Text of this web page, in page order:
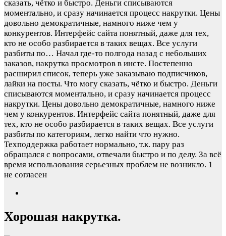
сказать, чётко и быстро. Деньги списываются
моментально, и сразу начинается процесс накрутки. Цены
довольно демократичные, намного ниже чем у
конкурентов. Интерфейс сайта понятный, даже для тех,
кто не особо разбирается в таких вещах. Все услуги
разбиты по… Начал где-то полгода назад с небольших
заказов, накрутка просмотров в инсте. Постепенно
расширил список, теперь уже заказываю подписчиков,
лайки на посты. Что могу сказать, чётко и быстро. Деньги
списываются моментально, и сразу начинается процесс
накрутки. Цены довольно демократичные, намного ниже
чем у конкурентов. Интерфейс сайта понятный, даже для
тех, кто не особо разбирается в таких вещах. Все услуги
разбиты по категориям, легко найти что нужно.
Техподдержка работает нормально, т.к. пару раз
обращался с вопросами, отвечали быстро и по делу. За всё
время использования серьезных проблем не возникло. 1
не согласен
Хорошая накрутка.